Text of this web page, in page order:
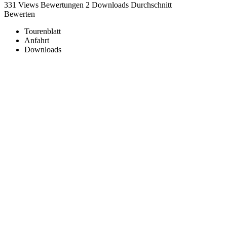
331 Views Bewertungen 2 Downloads Durchschnitt
Bewerten
Tourenblatt
Anfahrt
Downloads